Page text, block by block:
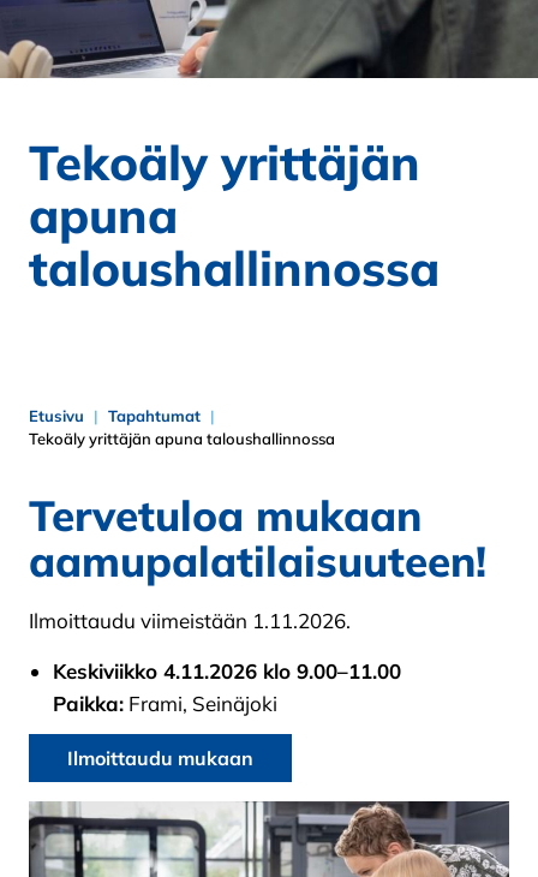
Tekoäly yrittäjän
apuna
taloushallinnossa
Etusivu
Tapahtumat
Tekoäly yrittäjän apuna taloushallinnossa
Tervetuloa mukaan
aamupalatilaisuuteen!
Ilmoittaudu viimeistään 1.11.2026.
Keskiviikko 4.11.2026 klo 9.00–11.00
Paikka: Frami, Seinäjoki
Ilmoittaudu mukaan